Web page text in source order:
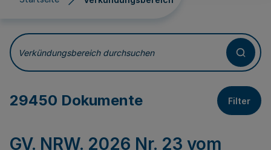
Verkündungsbereich
Verkündungsbereich durchsuchen
29450 Dokumente Filter
GV. NRW. 2026 Nr. 23 vom